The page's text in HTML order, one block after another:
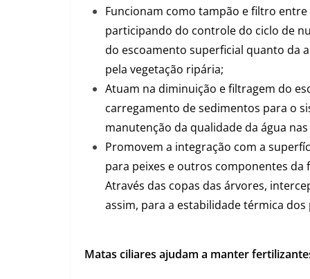
Funcionam como tampão e filtro
participando do controle do ciclo de
do escoamento superficial quanto da
pela vegetação ripária;
Atuam na diminuição e filtragem do
carregamento de sedimentos para o
manutenção da qualidade da água
Promovem a integração com a
para peixes e outros componentes da
Através das copas das árvores,
assim, para a estabilidade térmica dos
Matas ciliares ajudam a manter